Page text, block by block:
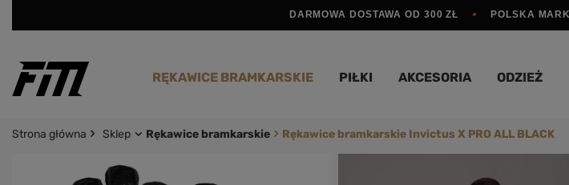
DARMOWA DOSTAWA OD 300 ZŁ POLSKA
RĘKAWICE BRAMKARSKIE PIŁKI AKCESORIA ODZIEŻ
Strona główna Sklep Rękawice bramkarskie Rękawice bramkarskie Invictus X PRO ALL BLACK